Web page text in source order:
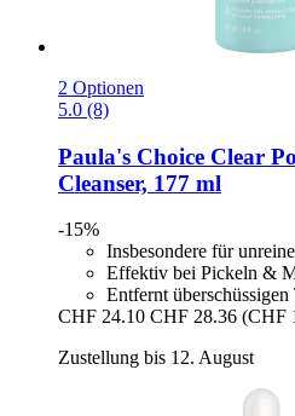
2 Optionen
5.0 (8)
Paula's Choice Clear
Cleanser, 177 ml
-15%
Insbesondere für
Effektiv bei Pickeln &
Entfernt überschüssigen
CHF 24.10 CHF 28.36 (CHF
Zustellung bis 12. August